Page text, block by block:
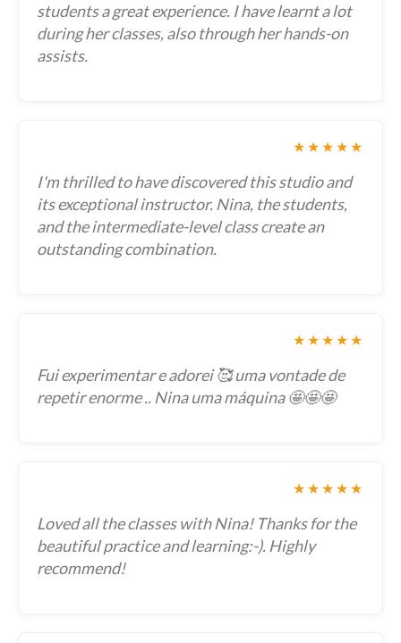
students a great experience. I have learnt a lot
during her classes, also through her hands-on
assists.
★★★★★
I'm thrilled to have discovered this studio and
its exceptional instructor. Nina, the students,
and the intermediate-level class create an
outstanding combination.
★★★★★
Fui experimentar e adorei 🥰 uma vontade de
repetir enorme .. Nina uma máquina 🤩🤩🤩
★★★★★
Loved all the classes with Nina! Thanks for the
beautiful practice and learning:-). Highly
recommend!